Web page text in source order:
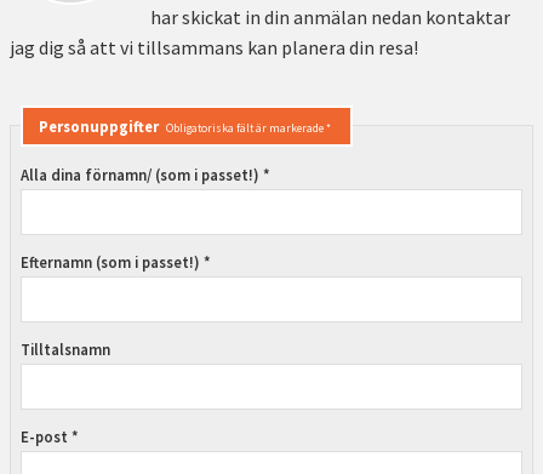
har skickat in din anmälan nedan kontaktar
jag dig så att vi tillsammans kan planera din resa!
Personuppgifter Obligatoriska fält är markerade *
Alla dina förnamn/ (som i passet!) *
Efternamn (som i passet!) *
Tilltalsnamn
E-post *